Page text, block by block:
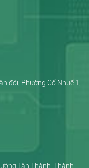
đội, Phường Cổ Nhuế 1,
Tân Thành, Thành